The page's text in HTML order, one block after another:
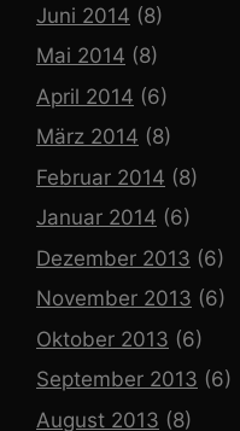
Juni 2014 (8)
Mai 2014 (8)
April 2014 (6)
März 2014 (8)
Februar 2014 (8)
Januar 2014 (6)
Dezember 2013 (6)
November 2013 (6)
Oktober 2013 (6)
September 2013 (6)
August 2013 (8)